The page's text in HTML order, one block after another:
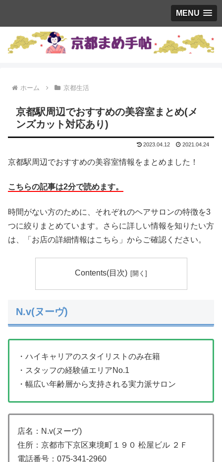
MENU
ホーム 京都生活
京都駅周辺でおすすめの美容室まとめ(メ
ンズカット対応あり)
2023.04.12 2021.04.24
京都駅周辺でおすすめの美容室情報をまとめました！
こちらの記事は2分で読めます。
時間がない方のために、それぞれのヘアサロンの特徴を3
つに絞りまとめています。さらに詳しい情報を知りたい方
は、「お店の詳細情報はこちら」からご確認ください。
Contents(目次)
N.v(ヌーヴ)
・ハイキャリアのスタイリストのみ在籍
・スタッフの経験値エリアNo.1
・幅広い年齢層から支持される実力派サロン
店名：N.v(ヌーヴ)
住所：京都市下京区東境町１９０ 松屋ビル ２Ｆ
電話番号： 075-341-2960